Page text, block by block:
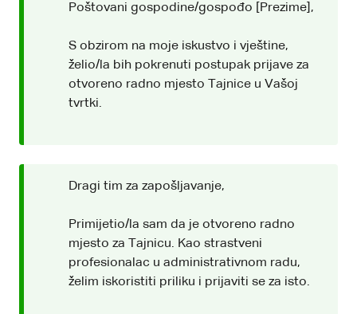
Poštovani gospodine/gospođo [Prezime],
S obzirom na moje iskustvo i vještine,
želio/la bih pokrenuti postupak prijave za
otvoreno radno mjesto Tajnice u Vašoj
tvrtki.
Dragi tim za zapošljavanje,
Primijetio/la sam da je otvoreno radno
mjesto za Tajnicu. Kao strastveni
profesionalac u administrativnom radu,
želim iskoristiti priliku i prijaviti se za isto.